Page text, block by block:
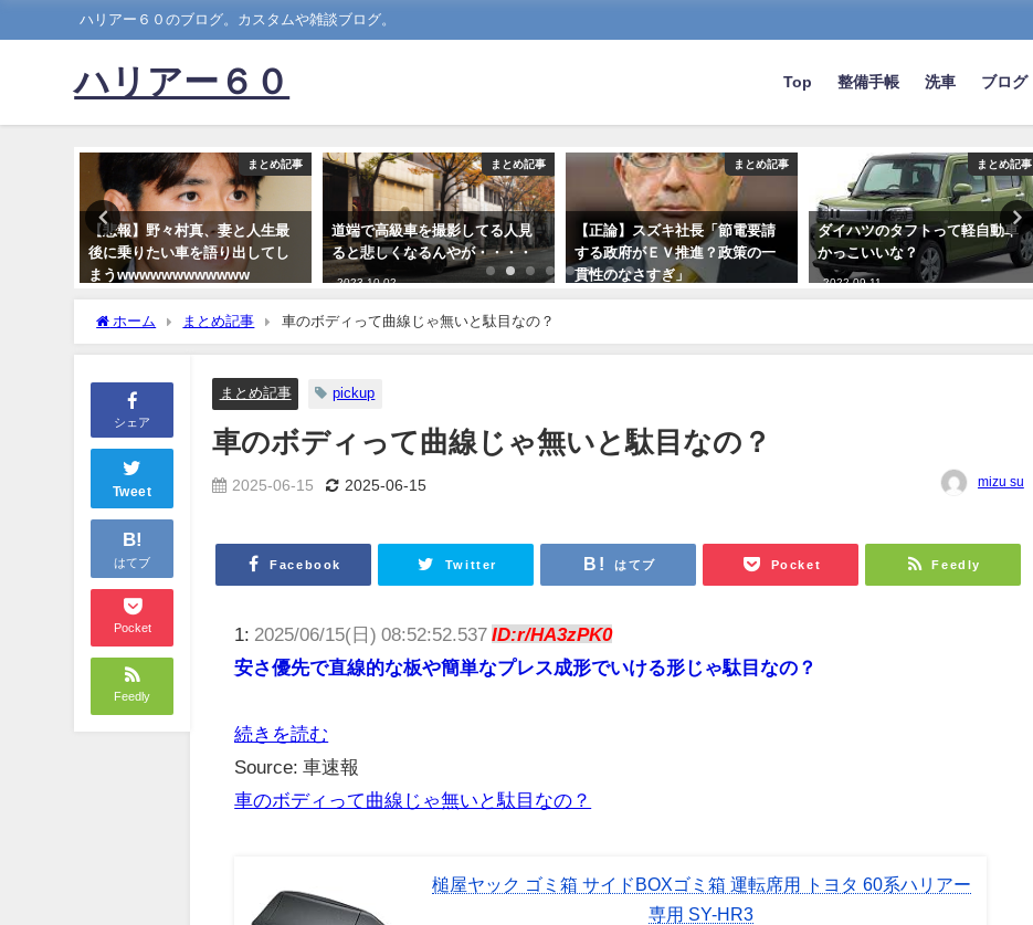
ハリアー６０のブログ。カスタムや雑談ブログ。
ハリアー６０ Top 整備手帳 洗車 ブログ
まとめ記事
【悲報】野々村真、妻と人生最
後に乗りたい車を語り出してし
まうwwwwwwwwwwww
まとめ記事
道端で高級車を撮影してる人見
ると悲しくなるんやが・・・・
2023-10-02
まとめ記事
【正論】スズキ社長「節電要請
する政府がＥＶ推進？政策の一
貫性のなさすぎ」
まとめ記事
ダイハツのタフトって軽自動車
かっこいいな？
2022-09-11
ホーム まとめ記事 車のボディって曲線じゃ無いと駄目なの？
シェア
Tweet
B!
はてブ
Pocket
Feedly
まとめ記事 pickup
車のボディって曲線じゃ無いと駄目なの？
2025-06-15 2025-06-15 mizu su
Facebook Twitter はてブ Pocket Feedly
1: 2025/06/15(日) 08:52:52.537ID:r/HA3zPK0
安さ優先で直線的な板や簡単なプレス成形でいける形じゃ駄目なの？
続きを読む
Source: 車速報
車のボディって曲線じゃ無いと駄目なの？
槌屋ヤック ゴミ箱 サイドBOXゴミ箱 運転席用 トヨタ 60系ハリアー
専用 SY-HR3